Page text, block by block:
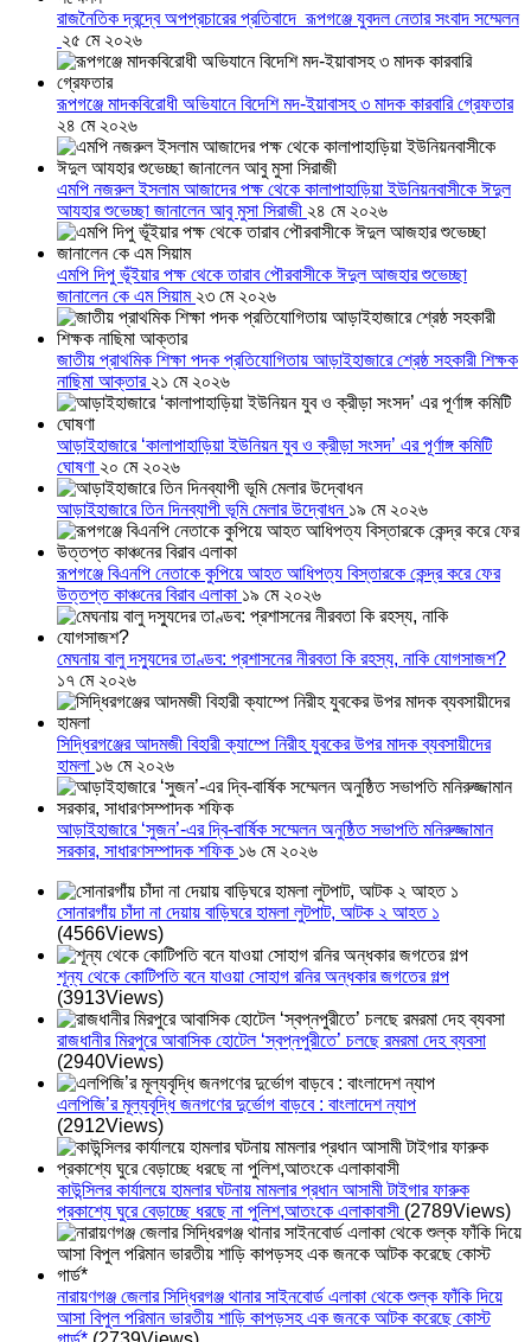
রাজনৈতিক দ্বন্দ্বে অপপ্রচারের প্রতিবাদে ‎রূপগঞ্জে যুবদল নেতার সংবাদ সম্মেলন
২৫ মে ২০২৬
রূপগঞ্জে মাদকবিরোধী অভিযানে বিদেশি মদ-ইয়াবাসহ ৩ মাদক কারবারি গ্রেফতার
২৪ মে ২০২৬
এমপি নজরুল ইসলাম আজাদের পক্ষ থেকে কালাপাহাড়িয়া ইউনিয়নবাসীকে ঈদুল
আযহার শুভেচ্ছা জানালেন আবু মুসা সিরাজী ২৪ মে ২০২৬
এমপি দিপু ভূঁইয়ার পক্ষ থেকে তারাব পৌরবাসীকে ঈদুল আজহার শুভেচ্ছা
জানালেন কে এম সিয়াম ২৩ মে ২০২৬
জাতীয় প্রাথমিক শিক্ষা পদক প্রতিযোগিতায় আড়াইহাজারে শ্রেষ্ঠ সহকারী শিক্ষক
নাছিমা আক্তার ২১ মে ২০২৬
আড়াইহাজারে ‘কালাপাহাড়িয়া ইউনিয়ন যুব ও ক্রীড়া সংসদ’ এর পূর্ণাঙ্গ কমিটি
ঘোষণা ২০ মে ২০২৬
আড়াইহাজারে তিন দিনব্যাপী ভূমি মেলার উদ্বোধন ১৯ মে ২০২৬
রূপগঞ্জে বিএনপি নেতাকে কুপিয়ে আহত আধিপত্য বিস্তারকে কেন্দ্র করে ফের
উত্তপ্ত কাঞ্চনের বিরাব এলাকা ১৯ মে ২০২৬
মেঘনায় বালু দস্যুদের তাণ্ডব: প্রশাসনের নীরবতা কি রহস্য, নাকি যোগসাজশ?
১৭ মে ২০২৬
সিদ্ধিরগঞ্জের আদমজী বিহারী ক্যাম্পে নিরীহ যুবকের উপর মাদক ব্যবসায়ীদের
হামলা ১৬ মে ২০২৬
আড়াইহাজারে ‘সুজন’-এর দ্বি-বার্ষিক সম্মেলন অনুষ্ঠিত সভাপতি মনিরুজ্জামান
সরকার, সাধারণসম্পাদক শফিক ১৬ মে ২০২৬
সোনারগাঁয় চাঁদা না দেয়ায় বাড়িঘরে হামলা লুটপাট, আটক ২ আহত ১
(4566Views)
শূন্য থেকে কোটিপতি বনে যাওয়া সোহাগ রনির অন্ধকার জগতের গল্প
(3913Views)
রাজধানীর মিরপুরে আবাসিক হোটেল ‘স্বপ্নপুরীতে’ চলছে রমরমা দেহ ব্যবসা
(2940Views)
এলপিজি’র মূল্যবৃদ্ধি জনগণের দুর্ভোগ বাড়বে : বাংলাদেশ ন্যাপ
(2912Views)
কাউন্সিলর কার্যালয়ে হামলার ঘটনায় মামলার প্রধান আসামী টাইগার ফারুক
প্রকাশ্যে ঘুরে বেড়াচ্ছে ধরছে না পুলিশ,আতংকে এলাকাবাসী (2789Views)
নারায়ণগঞ্জ জেলার সিদ্ধিরগঞ্জ থানার সাইনবোর্ড এলাকা থেকে শুল্ক ফাঁকি দিয়ে
আসা বিপুল পরিমান ভারতীয় শাড়ি কাপড়সহ এক জনকে আটক করেছে কোস্ট